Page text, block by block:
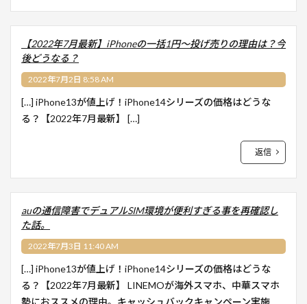
【2022年7月最新】iPhoneの一括1円～投げ売りの理由は？今
後どうなる？
2022年7月2日 8:58 AM
[…] iPhone13が値上げ！iPhone14シリーズの価格はどうな
る？【2022年7月最新】 […]
返信
auの通信障害でデュアルSIM環境が便利すぎる事を再確認し
た話。
2022年7月3日 11:40 AM
[…] iPhone13が値上げ！iPhone14シリーズの価格はどうな
る？【2022年7月最新】 LINEMOが海外スマホ、中華スマホ
勢におススメの理由。キャッシュバックキャンペーン実施